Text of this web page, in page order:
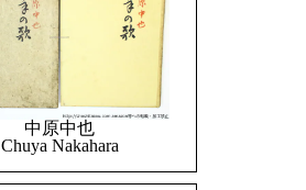
中原中也
Chuya Nakahara